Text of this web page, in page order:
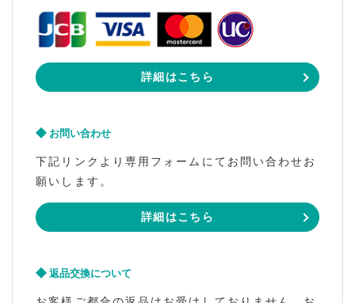
詳細はこちら
お問い合わせ
下記リンクより専用フォームにてお問い合わせお
願いします。
詳細はこちら
返品交換について